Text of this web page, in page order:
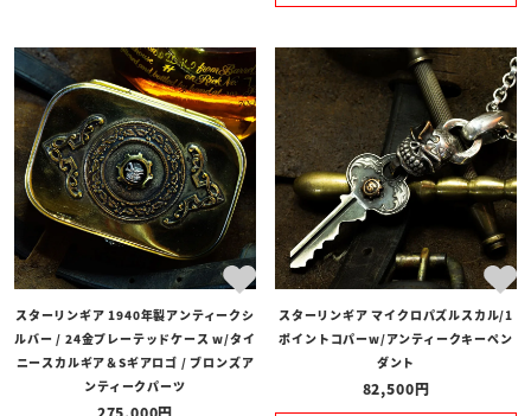
スターリンギア 1940年製アンティークシ
ルバー / 24金プレーテッドケース w/タイ
ニースカルギア＆Sギアロゴ / ブロンズア
ンティークパーツ
スターリンギア マイクロパズルスカル/1
ポイントコパーw/アンティークキーペン
ダント
82,500